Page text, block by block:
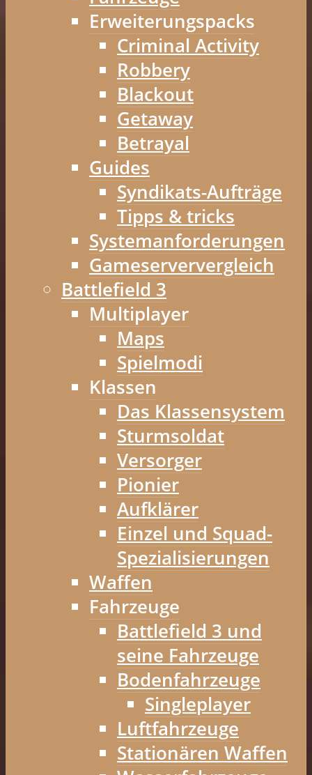
Erweiterungspacks
Criminal Activity
Robbery
Blackout
Getaway
Betrayal
Guides
Syndikats-Aufträge
Tipps & tricks
Systemanforderungen
Gameserververgleich
Battlefield 3
Multiplayer
Maps
Spielmodi
Klassen
Das Klassensystem
Sturmsoldat
Versorger
Pionier
Aufklärer
Einzel und Squad-
Spezialisierungen
Waffen
Fahrzeuge
Battlefield 3 und
seine Fahrzeuge
Bodenfahrzeuge
Singleplayer
Luftfahrzeuge
Stationären Waffen